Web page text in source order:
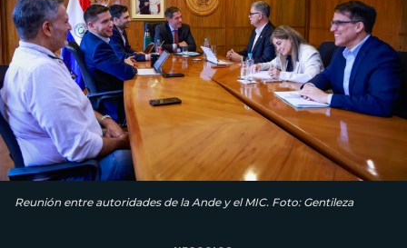
Reunión entre autoridades de la Ande y el MIC. Foto: Gentileza